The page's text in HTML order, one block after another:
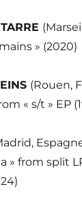
» (2020)
(Rouen,
« s/t » EP
» from split